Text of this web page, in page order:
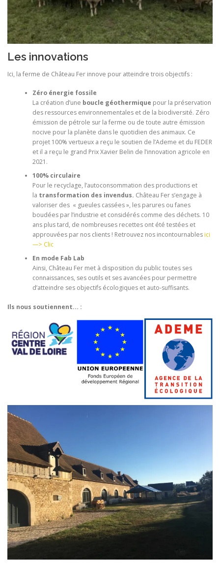
Les innovations
Ici, la ferme de Château Fer innove pour atteindre trois objectifs :
Zéro énergie fossile
La création d’une boucle géothermique pour la préservation
des ressources environnementales et de la biodiversité. Zéro
émission de pétrole sur la ferme ou de toute autre émission
nocive pour la planète dans le quotidien des animaux. Ce
projet 100% vertueux a reçu le soutien de l’Ademe et du FEDER
et il a reçu le grand Prix Xavier Belin de l’innovation agricole en
2021.
100% circulaire
Pour le recyclage, l’autoconsommation des productions et
la transformation des invendus. Château Fer s’engage à
valoriser des « gueules cassées », les parures ou fanes
boudées par l’industrie et considérés comme des déchets. 10
ans plus tard, de nombreuses recettes ont été testées et
approuvées par nos clients ! Retrouvez nos incontournablesici
—> Clic
En mode Fab Lab
Ainsi, Château Fer met à disposition du public toutes ses
connaissances, ses outils et ses avancées pour permettre
d’atteindre ses objectifs écologiques et auto-suffisants.
Ils nous soutiennent… :